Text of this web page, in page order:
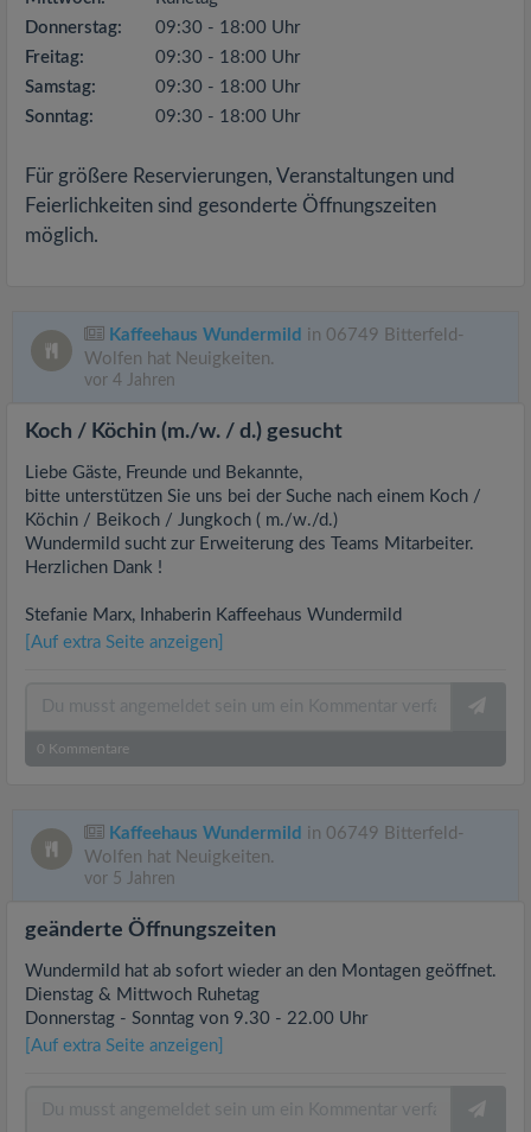
Donnerstag:
09:30 - 18:00 Uhr
Freitag:
09:30 - 18:00 Uhr
Samstag:
09:30 - 18:00 Uhr
Sonntag:
09:30 - 18:00 Uhr
Für größere Reservierungen, Veranstaltungen und
Feierlichkeiten sind gesonderte Öffnungszeiten
möglich.
Kaffeehaus Wundermild in 06749 Bitterfeld-
Wolfen hat Neuigkeiten.
vor 4 Jahren
Koch / Köchin (m./w. / d.) gesucht
Liebe Gäste, Freunde und Bekannte,
bitte unterstützen Sie uns bei der Suche nach einem Koch /
Köchin / Beikoch / Jungkoch ( m./w./d.)
Wundermild sucht zur Erweiterung des Teams Mitarbeiter.
Herzlichen Dank !
Stefanie Marx, Inhaberin Kaffeehaus Wundermild
[Auf extra Seite anzeigen]
0 Kommentare
Kaffeehaus Wundermild in 06749 Bitterfeld-
Wolfen hat Neuigkeiten.
vor 5 Jahren
geänderte Öffnungszeiten
Wundermild hat ab sofort wieder an den Montagen geöffnet.
Dienstag & Mittwoch Ruhetag
Donnerstag - Sonntag von 9.30 - 22.00 Uhr
[Auf extra Seite anzeigen]